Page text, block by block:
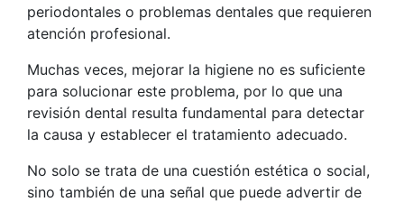
periodontales o problemas dentales que requieren
atención profesional.
Muchas veces, mejorar la higiene no es suficiente
para solucionar este problema, por lo que una
revisión dental resulta fundamental para detectar
la causa y establecer el tratamiento adecuado.
No solo se trata de una cuestión estética o social,
sino también de una señal que puede advertir de